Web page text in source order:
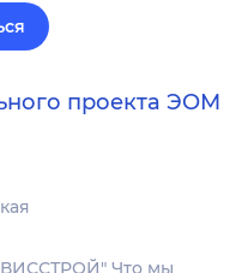
проекта ЭОМ
Что мы